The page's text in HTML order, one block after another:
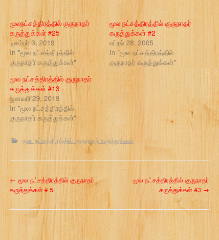
மூலநட்சத்திரத்தில் குருநாதர்
கருத்துக்கள் #25
டிசம்பர் 3, 2019
In "மூல நட்சத்திரத்தில்
குருநாதர் கருத்துக்கள்"
மூல நட்சத்திரத்தில் குருநாதர்
கருத்துக்கள் #2
ஏப்ரல் 28, 2005
In "மூல நட்சத்திரத்தில்
குருநாதர் கருத்துக்கள்"
மூல நட்சத்திரத்தில் குருநாதர்
கருத்துக்கள் #13
ஜனவரி 29, 2019
In "மூல நட்சத்திரத்தில்
குருநாதர் கருத்துக்கள்"
மூல நட்சத்திரத்தில் குருநாதர் கருத்துக்கள்
P
← மூல நட்சத்திரத்தில் குருநாதர்
கருத்துக்கள் # 5
மூல நட்சத்திரத்தில் குருநாதர்
கருத்துக்கள் #3 →